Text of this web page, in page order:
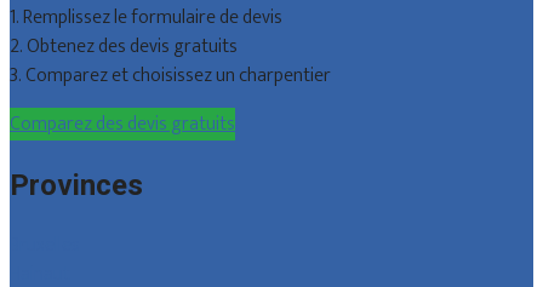
1. Remplissez le formulaire de devis
2. Obtenez des devis gratuits
3. Comparez et choisissez un charpentier
Comparez des devis gratuits
Provinces